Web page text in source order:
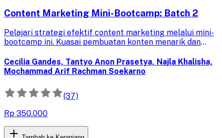
Content Marketing Mini-Bootcamp​: Batch 2
Pelajari strategi efektif content marketing melalui mini-
bootcamp ini. Kuasai pembuatan konten menarik dan
memperkuat karir Anda.
Cecilia Gandes, Tantyo Anon Prasetya, Najla Khalisha,
Mochammad Arif Rachman Soekarno
(37)
Rp 350.000